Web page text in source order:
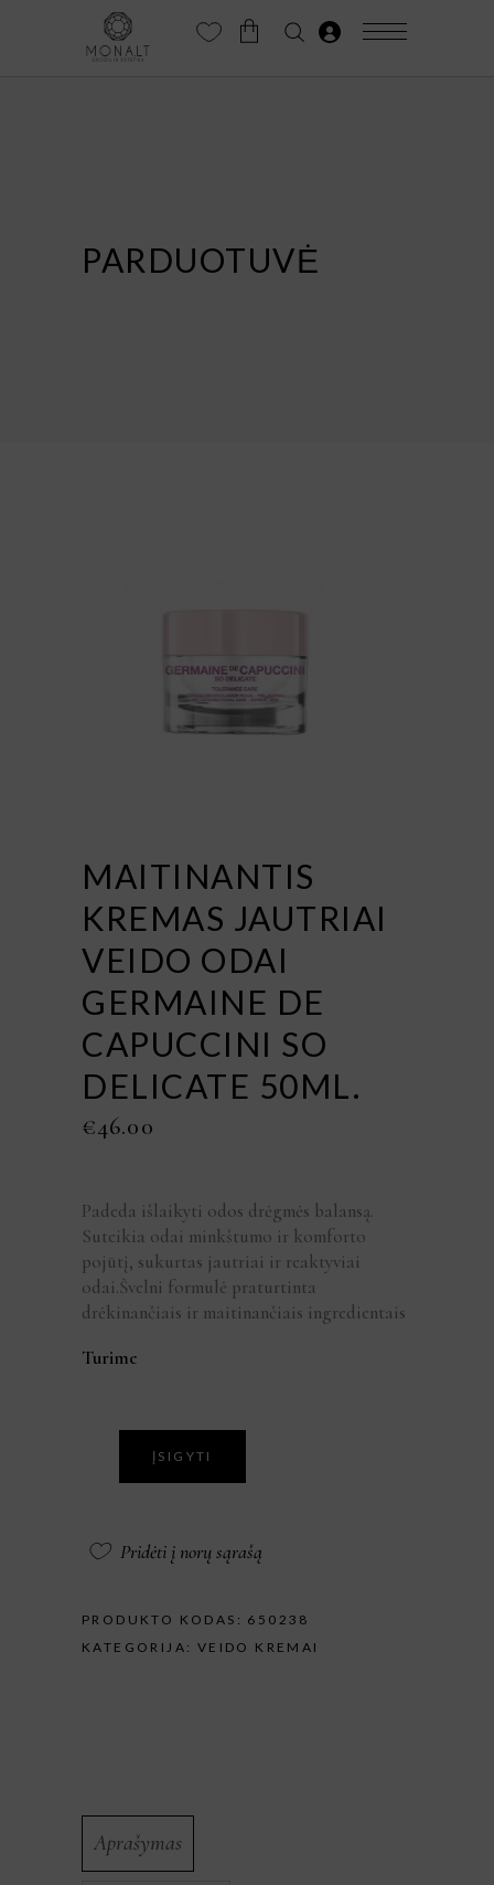
PARDUOTUVĖ
MAITINANTIS
KREMAS JAUTRIAI
VEIDO ODAI
GERMAINE DE
CAPUCCINI SO
DELICATE 50ML.
€46.00
Padeda išlaikyti odos drėgmės balansą.
Suteikia odai minkštumo ir komforto
pojūtį, sukurtas jautriai ir reaktyviai
odai.Švelni formulė praturtinta
drėkinančiais ir maitinančiais ingredientais
Turime
ĮSIGYTI
Pridėti į norų sąrašą
PRODUKTO KODAS: 650238
KATEGORIJA: VEIDO KREMAI
Aprašymas